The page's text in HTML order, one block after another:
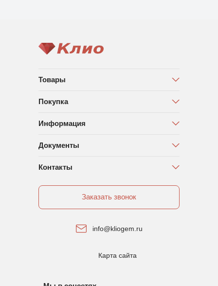
Товары
Покупка
Информация
Документы
Контакты
Заказать звонок
info@kliogem.ru
Карта сайта